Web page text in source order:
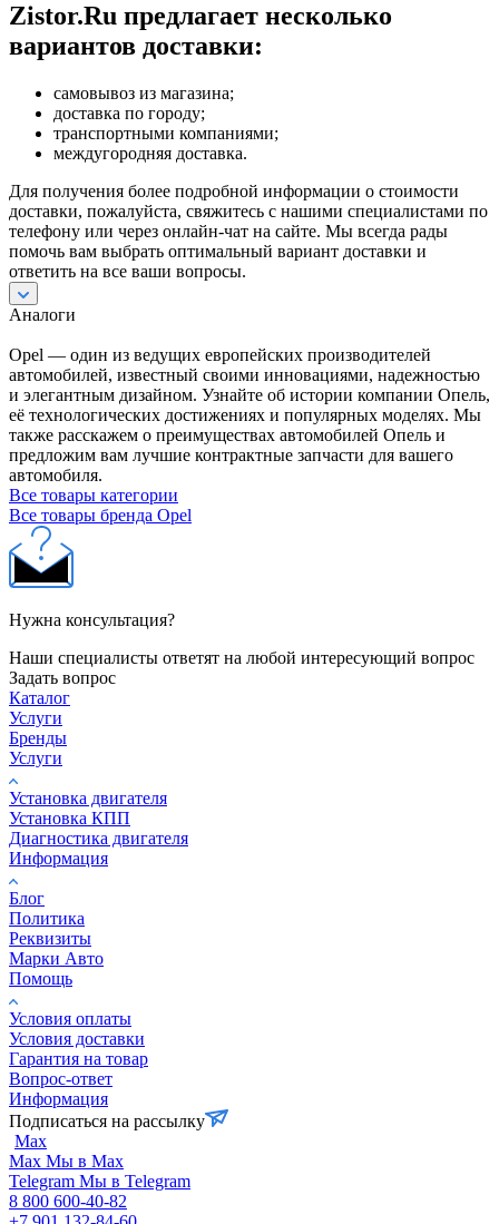
Zistor.Ru предлагает несколько
вариантов доставки:
самовывоз из магазина;
доставка по городу;
транспортными компаниями;
междугородняя доставка.
Для получения более подробной информации о стоимости
доставки, пожалуйста, свяжитесь с нашими специалистами по
телефону или через онлайн-чат на сайте. Мы всегда рады
помочь вам выбрать оптимальный вариант доставки и
ответить на все ваши вопросы.
Аналоги
Opel — один из ведущих европейских производителей
автомобилей, известный своими инновациями, надежностью
и элегантным дизайном. Узнайте об истории компании Опель,
её технологических достижениях и популярных моделях. Мы
также расскажем о преимуществах автомобилей Опель и
предложим вам лучшие контрактные запчасти для вашего
автомобиля.
Все товары категории
Все товары бренда Opel
Нужна консультация?
Наши специалисты ответят на любой интересующий вопрос
Задать вопрос
Каталог
Услуги
Бренды
Услуги
Установка двигателя
Установка КПП
Диагностика двигателя
Информация
Блог
Политика
Реквизиты
Марки Авто
Помощь
Условия оплаты
Условия доставки
Гарантия на товар
Вопрос-ответ
Информация
Подписаться на рассылку
Max
Max Мы в Max
Telegram Мы в Telegram
8 800 600-40-82